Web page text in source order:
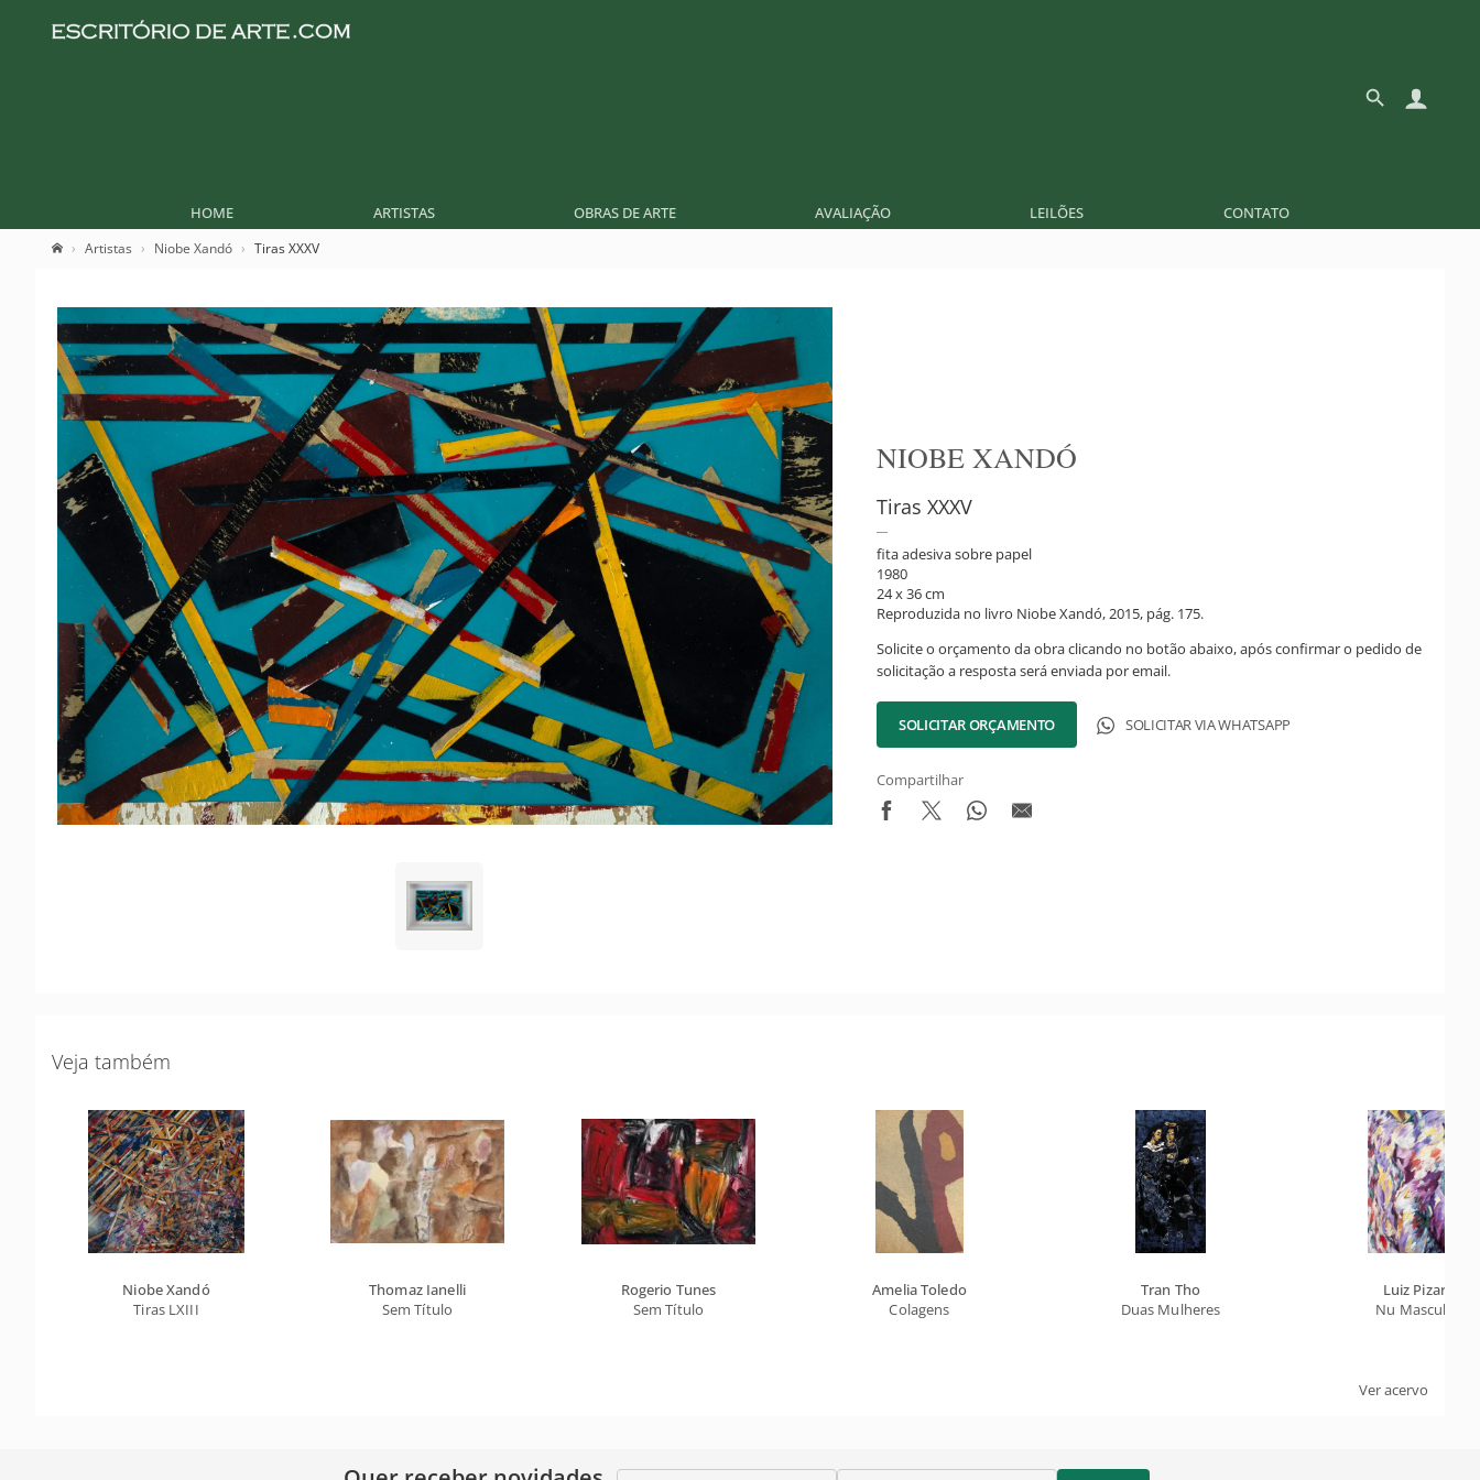
HOME ARTISTAS OBRAS DE ARTE AVALIAÇÃO LEILÕES CONTATO
Artistas Niobe Xandó Tiras XXXV
NIOBE XANDÓ
Tiras XXXV
fita adesiva sobre papel
1980
24 x 36 cm
Reproduzida no livro Niobe Xandó, 2015, pág. 175.
Solicite o orçamento da obra clicando no botão abaixo, após confirmar o pedido de
solicitação a resposta será enviada por email.
SOLICITAR ORÇAMENTO SOLICITAR VIA WHATSAPP
Compartilhar
Veja também
Niobe Xandó
Tiras LXIII
Thomaz Ianelli
Sem Título
Rogerio Tunes
Sem Título
Amelia Toledo
Colagens
Tran Tho
Duas Mulheres
Luiz Pizarro
Nu Masculino
Ver acervo